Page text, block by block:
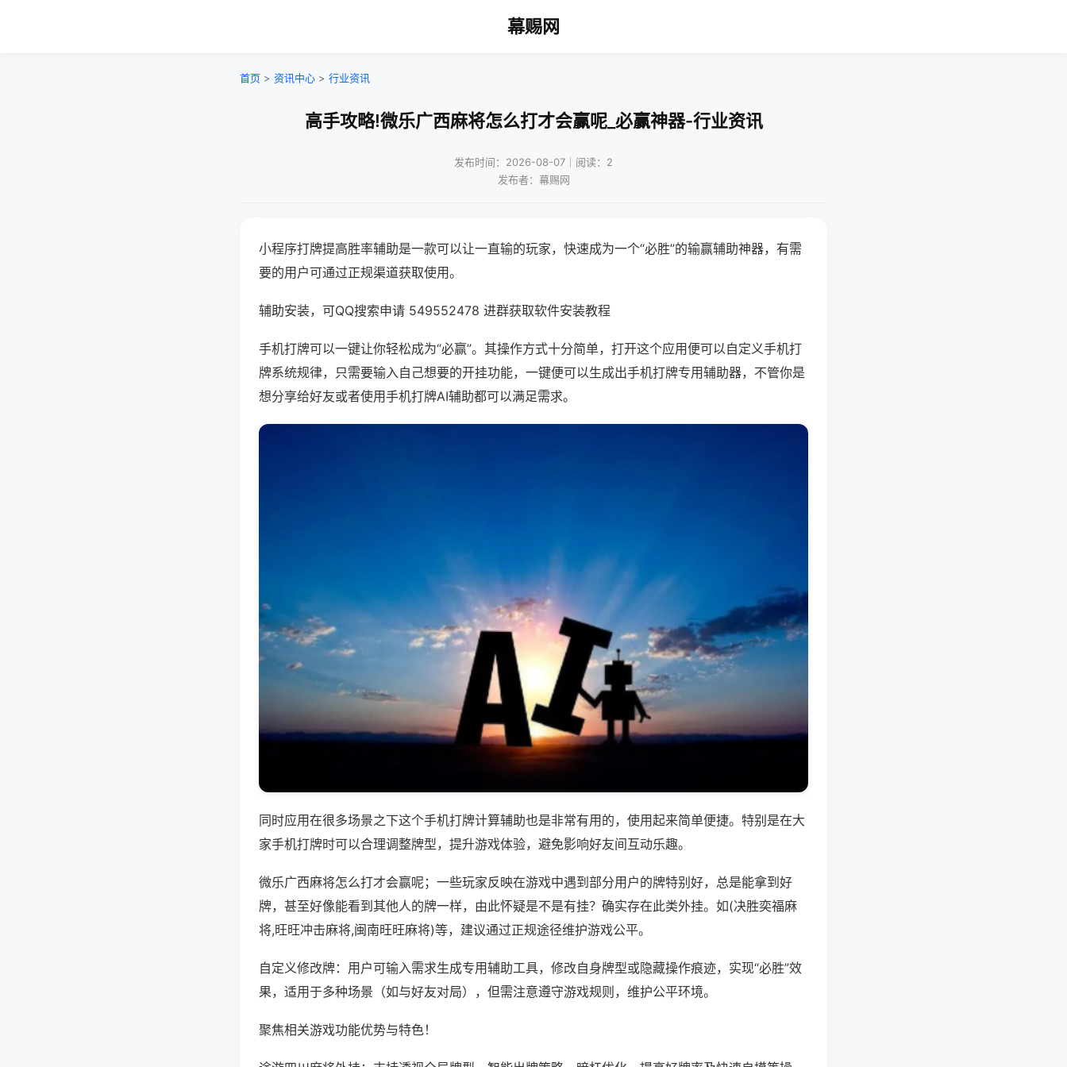
幕赐网
首页 > 资讯中心 > 行业资讯
高手攻略!微乐广西麻将怎么打才会赢呢_必赢神器-行业资讯
发布时间：2026-08-07｜阅读：2
发布者：幕赐网
小程序打牌提高胜率辅助是一款可以让一直输的玩家，快速成为一个“必胜”的输赢辅助神器，有需
要的用户可通过正规渠道获取使用。
辅助安装，可QQ搜索申请 549552478 进群获取软件安装教程
手机打牌可以一键让你轻松成为“必赢”。其操作方式十分简单，打开这个应用便可以自定义手机打
牌系统规律，只需要输入自己想要的开挂功能，一键便可以生成出手机打牌专用辅助器，不管你是
想分享给好友或者使用手机打牌AI辅助都可以满足需求。
同时应用在很多场景之下这个手机打牌计算辅助也是非常有用的，使用起来简单便捷。特别是在大
家手机打牌时可以合理调整牌型，提升游戏体验，避免影响好友间互动乐趣。
微乐广西麻将怎么打才会赢呢；一些玩家反映在游戏中遇到部分用户的牌特别好，总是能拿到好
牌，甚至好像能看到其他人的牌一样，由此怀疑是不是有挂？确实存在此类外挂。如(决胜奕福麻
将,旺旺冲击麻将,闽南旺旺麻将)等，建议通过正规途径维护游戏公平。
自定义修改牌：用户可输入需求生成专用辅助工具，修改自身牌型或隐藏操作痕迹，实现“必胜”效
果，适用于多种场景（如与好友对局），但需注意遵守游戏规则，维护公平环境。
聚焦相关游戏功能优势与特色！